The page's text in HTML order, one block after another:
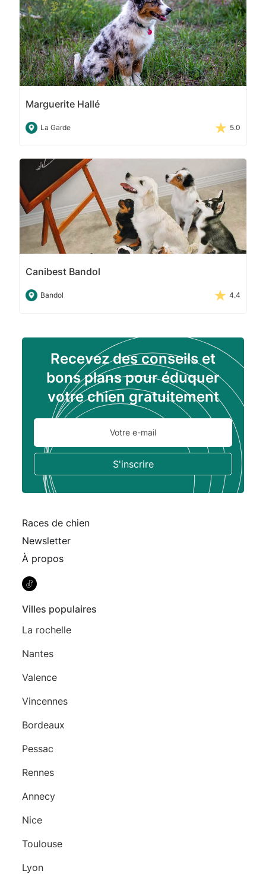
Marguerite Hallé
La Garde 5.0
Canibest Bandol
Bandol 4.4
Recevez des conseils et
bons plans pour éduquer
votre chien gratuitement
Races de chien
Newsletter
À propos
Villes populaires
La rochelle
Nantes
Valence
Vincennes
Bordeaux
Pessac
Rennes
Annecy
Nice
Toulouse
Lyon